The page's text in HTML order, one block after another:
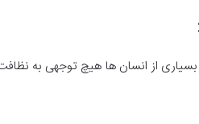
از انسان ها هیچ توجهی به